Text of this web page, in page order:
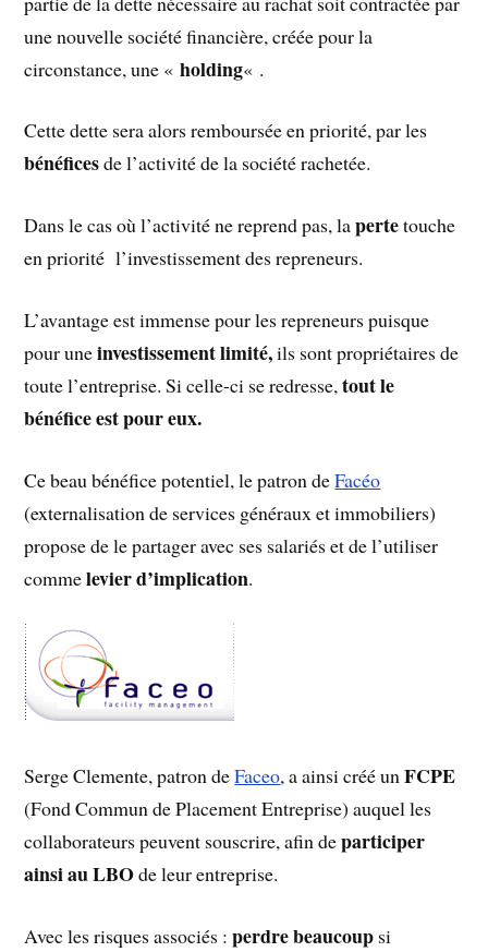
une nouvelle société financière, créée pour la
circonstance, une «holding« .
Cette dette sera alors remboursée en priorité, par les
bénéficesde l’activité de la société rachetée.
Dans le cas où l’activité ne reprend pas, lapertetouche
en priorité l’investissement des repreneurs.
L’avantage est immense pour les repreneurs puisque
pour uneinvestissement limité,ils sont propriétaires de
toute l’entreprise. Si celle-ci se redresse,tout le
bénéfice est pour eux.
Ce beau bénéfice potentiel, le patron deFacéo
(externalisation de services généraux et immobiliers)
propose de le partager avec ses salariés et de l’utiliser
commelevier d’implication.
Serge Clemente, patron deFaceo, a ainsi créé unFCPE
(Fond Commun de Placement Entreprise) auquel les
collaborateurs peuvent souscrire, afin departiciper
ainsi au LBOde leur entreprise.
Avec les risques associés :perdre beaucoup si